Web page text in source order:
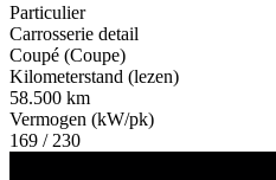
Particulier
Carrosserie detail
Coupé (Coupe)
Kilometerstand (lezen)
58.500 km
Vermogen (kW/pk)
169 / 230